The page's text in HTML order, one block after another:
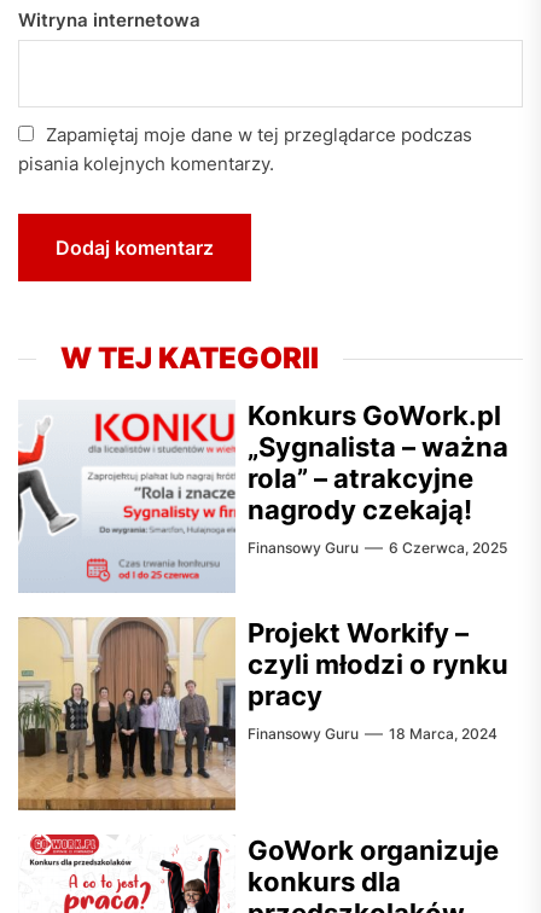
Witryna internetowa
Zapamiętaj moje dane w tej przeglądarce podczas
pisania kolejnych komentarzy.
W TEJ KATEGORII
Konkurs GoWork.pl
„Sygnalista – ważna
rola” – atrakcyjne
nagrody czekają!
Finansowy Guru 6 Czerwca, 2025
Projekt Workify –
czyli młodzi o rynku
pracy
Finansowy Guru 18 Marca, 2024
GoWork organizuje
konkurs dla